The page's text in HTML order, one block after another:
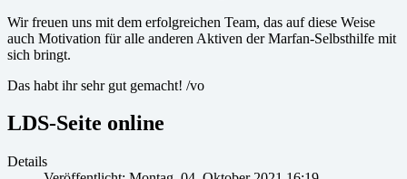
Wir freuen uns mit dem erfolgreichen Team, das auf diese Weise
auch Motivation für alle anderen Aktiven der Marfan-Selbsthilfe mit
sich bringt.
Das habt ihr sehr gut gemacht! /vo
LDS-Seite online
Details